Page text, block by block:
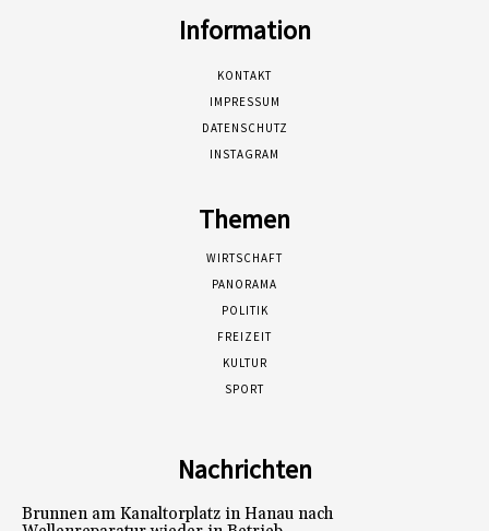
Information
KONTAKT
IMPRESSUM
DATENSCHUTZ
INSTAGRAM
Themen
WIRTSCHAFT
PANORAMA
POLITIK
FREIZEIT
KULTUR
SPORT
Nachrichten
Brunnen am Kanaltorplatz in Hanau nach